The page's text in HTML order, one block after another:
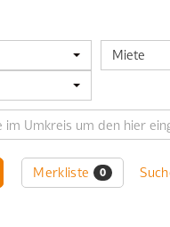
Miete
Merkliste 0